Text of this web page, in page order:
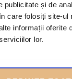
publicitate și de
care folosiți site-ul
informații oferite
lor.
2
Termeni
GDPR